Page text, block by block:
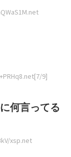
9]
何言ってる
xsp.net